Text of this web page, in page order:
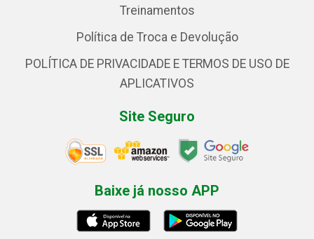
Treinamentos
Política de Troca e Devolução
POLÍTICA DE PRIVACIDADE E TERMOS DE USO DE
APLICATIVOS
Site Seguro
Baixe já nosso APP